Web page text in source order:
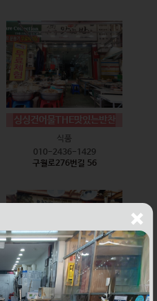
싱싱건어물THE맛있는반찬
식품
010-2436-1429
구월로276번길 56
윤하네건어물